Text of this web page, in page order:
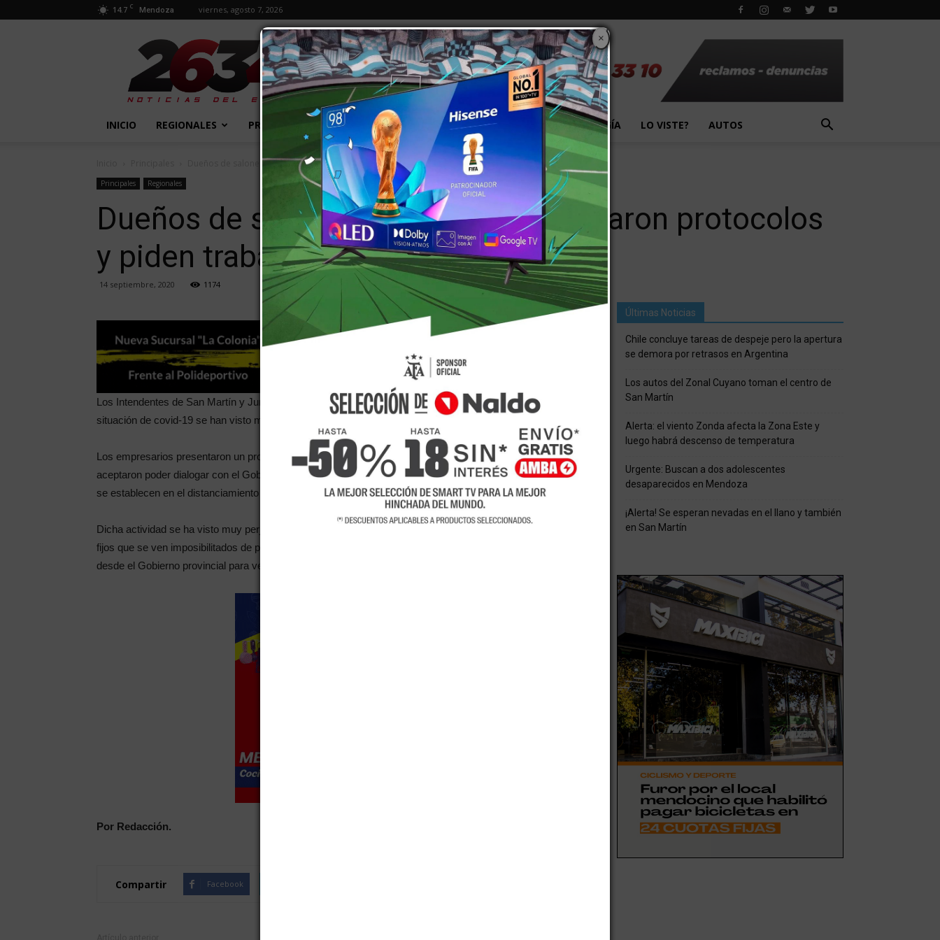
14.7 C Mendoza viernes, agosto 7, 2026
2634
Diario
INICIO REGIONALES PROVINCIALES EXTRA! MUNDO PAÍS EVENTOS TECNOLOGÍA LO VISTE? AUTOS
Dueños de salones de fiestas presentaron protocolos y piden trabajar
Principales Regionales
Dueños de salones de fiestas presentaron protocolos
y piden trabajar
14 septiembre, 2020 1174
Los Intendentes de San Martín y Junín se reunieron con dueños de salones de fiestas, que durante esta
situación de covid-19 se han visto muy perjudicados.
Los empresarios presentaron un protocolo para poder comenzar con actividades, y desde los municipios
aceptaron poder dialogar con el Gobernador y proponer un regreso de la actividad bajo las condiciones que
se establecen en el distanciamiento que rige en la provincia.
Dicha actividad se ha visto muy perjudicada y los propietario de salones están desesperados. Con gastos
fijos que se ven imposibilitados de pagar piden una salida a sus problemas. Se aguardará la respuesta
desde el Gobierno provincial para ver si hay posibilidad de algún tipo de regreso.
Por Redacción.
×
Compartir Facebook
Últimas Noticias
Chile concluye tareas de despeje pero la apertura
se demora por retrasos en Argentina
Los autos del Zonal Cuyano toman el centro de
San Martín
Alerta: el viento Zonda afecta la Zona Este y
luego habrá descenso de temperatura
Urgente: Buscan a dos adolescentes
desaparecidos en Mendoza
¡Alerta! Se esperan nevadas en el llano y también
en San Martín